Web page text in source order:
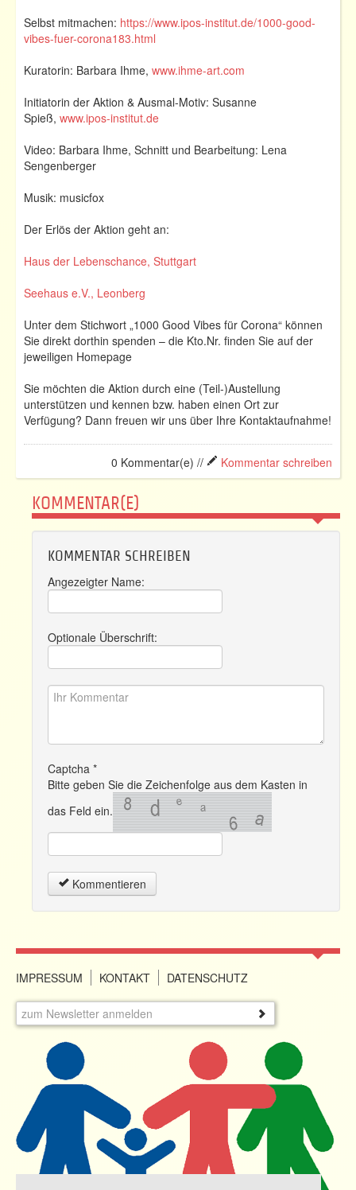
Selbst mitmachen: https://www.ipos-institut.de/1000-good-
vibes-fuer-corona183.html
Kuratorin: Barbara Ihme, www.ihme-art.com
Initiatorin der Aktion & Ausmal-Motiv: Susanne
Spieß, www.ipos-institut.de
Video: Barbara Ihme, Schnitt und Bearbeitung: Lena
Sengenberger
Musik: musicfox
Der Erlös der Aktion geht an:
Haus der Lebenschance, Stuttgart
Seehaus e.V., Leonberg
Unter dem Stichwort „1000 Good Vibes für Corona“ können
Sie direkt dorthin spenden – die Kto.Nr. finden Sie auf der
jeweiligen Homepage
Sie möchten die Aktion durch eine (Teil-)Austellung
unterstützen und kennen bzw. haben einen Ort zur
Verfügung? Dann freuen wir uns über Ihre Kontaktaufnahme!
0 Kommentar(e) // Kommentar schreiben
KOMMENTAR(E)
KOMMENTAR SCHREIBEN
Angezeigter Name:
Optionale Überschrift:
Captcha *
Bitte geben Sie die Zeichenfolge aus dem Kasten in
das Feld ein.
Kommentieren
IMPRESSUM KONTAKT DATENSCHUTZ